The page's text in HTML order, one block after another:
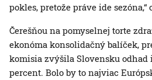
pokles, pretože práve ide
Čerešňou na pomyselnej torte
ekonóma konsolidačný balíček,
komisia zvýšila Slovensku
percent. Bolo by to najviac